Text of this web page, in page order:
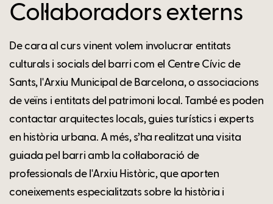
Col·laboradors externs
De cara al curs vinent volem involucrar entitats
culturals i socials del barri com el Centre Cívic de
Sants, l'Arxiu Municipal de Barcelona, o associacions
de veïns i entitats del patrimoni local. També es poden
contactar arquitectes locals, guies turístics i experts
en història urbana. A més, s’ha realitzat una visita
guiada pel barri amb la col·laboració de
professionals de l'Arxiu Històric, que aporten
coneixements especialitzats sobre la història i